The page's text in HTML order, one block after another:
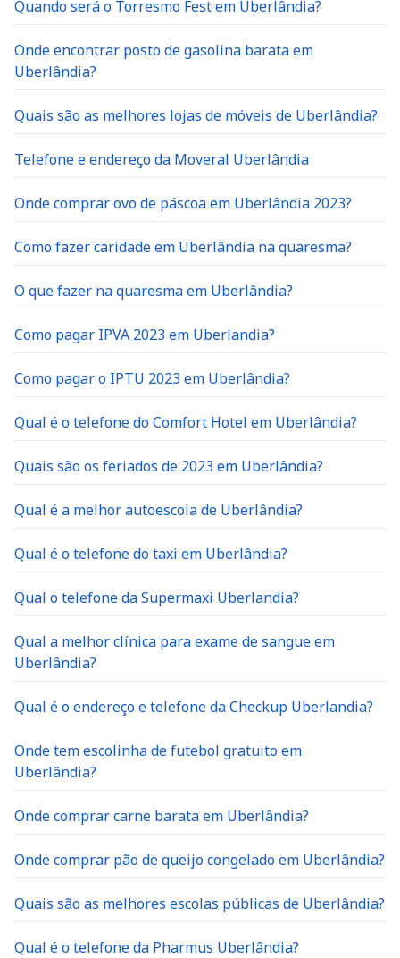
Quando será o Torresmo Fest em Uberlândia?
Onde encontrar posto de gasolina barata em
Uberlândia?
Quais são as melhores lojas de móveis de Uberlândia?
Telefone e endereço da Moveral Uberlândia
Onde comprar ovo de páscoa em Uberlândia 2023?
Como fazer caridade em Uberlândia na quaresma?
O que fazer na quaresma em Uberlândia?
Como pagar IPVA 2023 em Uberlandia?
Como pagar o IPTU 2023 em Uberlândia?
Qual é o telefone do Comfort Hotel em Uberlândia?
Quais são os feriados de 2023 em Uberlândia?
Qual é a melhor autoescola de Uberlândia?
Qual é o telefone do taxi em Uberlândia?
Qual o telefone da Supermaxi Uberlandia?
Qual a melhor clínica para exame de sangue em
Uberlândia?
Qual é o endereço e telefone da Checkup Uberlandia?
Onde tem escolinha de futebol gratuito em
Uberlândia?
Onde comprar carne barata em Uberlândia?
Onde comprar pão de queijo congelado em Uberlândia?
Quais são as melhores escolas públicas de Uberlândia?
Qual é o telefone da Pharmus Uberlândia?